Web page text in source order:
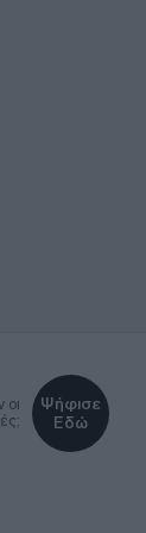
οι
Ψήφισε
Εδώ